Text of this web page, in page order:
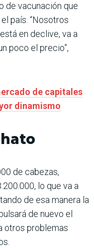
de vacunación que
país. “Nosotros
en declive, va a
poco el precio”,
de capitales
dinamismo
de cabezas,
lo que va a
de esa manera la
de nuevo el
otros problemas